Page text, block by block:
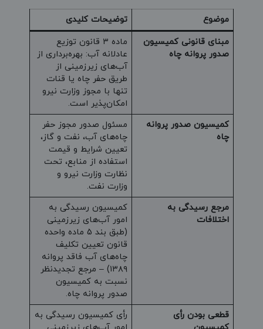
موضوع
توضیحات کلیدی
مبنای قانونی کمیسیون
صدور پروانه چاه
ماده ۳ قانون توزیع
عادلانه آب: بهره‌برداری از
آب‌های زیرزمینی از
طریق حفر چاه یا قنات
تنها با مجوز وزارت نیرو
امکان‌پذیر است.
کمیسیون صدور پروانه
چاه
مسئول صدور مجوز حفر
چاه‌های آب، نفت و گاز،
تعیین شرایط و قیمت
استفاده از منابع، تحت
نظارت وزارت نیرو و
وزارت نفت.
مرجع رسیدگی به
اختلافات
کمیسیون رسیدگی به
امور آب‌های زیرزمینی
(طبق بند 5 ماده واحده
قانون تعیین تکلیف
چاه‌های آب فاقد پروانه
۱۳۸۹) – مرجع تجدیدنظر
نسبت به کمیسیون
صدور پروانه چاه.
قطعی بودن رأی
رأی کمیسیون رسیدگی به